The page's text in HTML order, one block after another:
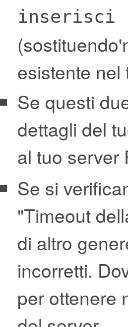
inserisci
esistente nel
Se questi
dettagli del
al tuo
Se si
"Timeout
di altro
incorretti.
per ottenere